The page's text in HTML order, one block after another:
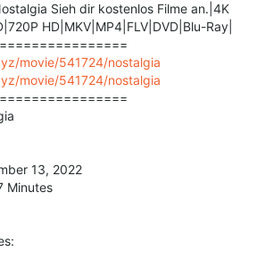
Sieh dir kostenlos Filme an.|4K
HD|MKV|MP4|FLV|DVD|Blu-Ray|
movie/541724/nostalgia
movie/541724/nostalgia
13, 2022
Minutes